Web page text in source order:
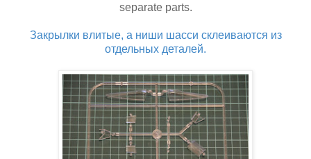
separate parts.
Закрылки влитые, а ниши шасси склеиваются из
отдельных деталей.